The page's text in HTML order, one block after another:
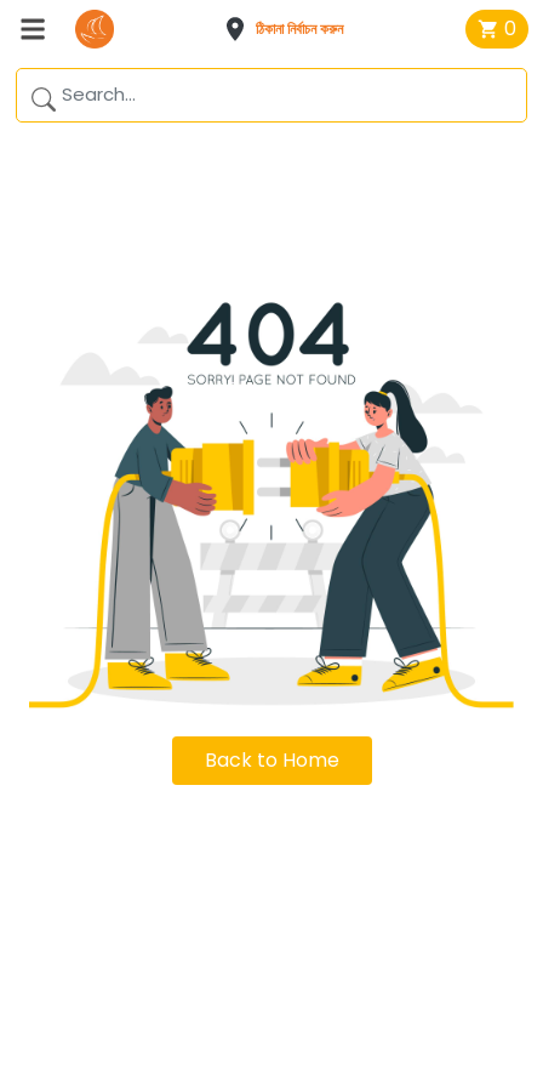
ঠিকানা নির্বাচন করুন 0
Back to Home